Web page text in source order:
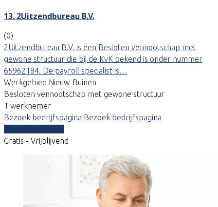
13. 2Uitzendbureau B.V.
(0)
2Uitzendbureau B.V. is een Besloten vennootschap met
gewone structuur die bij de KvK bekend is onder nummer
65962184. De payroll specialist is…
Werkgebied Nieuw-Buinen
Besloten vennootschap met gewone structuur
1 werknemer
Bezoek bedrijfspagina Bezoek bedrijfspagina
Gratis - Vrijblijvend